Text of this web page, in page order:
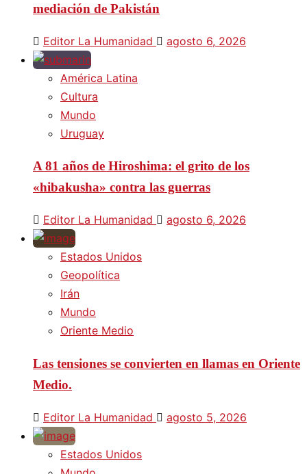
mediación de Pakistán
Editor La Humanidad agosto 6, 2026
América Latina
Cultura
Mundo
Uruguay
A 81 años de Hiroshima: el grito de los
«hibakusha» contra las guerras
Editor La Humanidad agosto 6, 2026
Estados Unidos
Geopolítica
Irán
Mundo
Oriente Medio
Las tensiones se convierten en llamas en Oriente
Medio.
Editor La Humanidad agosto 5, 2026
Estados Unidos